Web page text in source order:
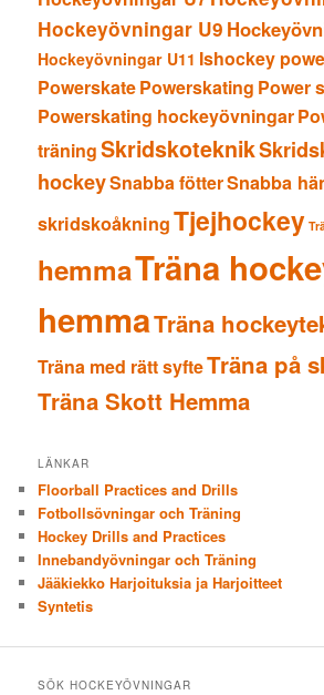
Hockeyövningar U9
Hockeyövningar U11 Ishockey
PowerskatePowerskating Power
Powerskating hockeyövningar
träningSkridskoteknik
hockeySnabba fötterSnabba
skridskoåkningTjejhockey
hemmaTräna
hemmaTräna
Träna med rätt syfteTräna på
Träna Skott Hemma
LÄNKAR
Floorball Practices and Drills
Fotbollsövningar och Träning
Hockey Drills and Practices
Innebandyövningar och Träning
Jääkiekko Harjoituksia ja Harjoitteet
Syntetis
SÖK HOCKEYÖVNINGAR